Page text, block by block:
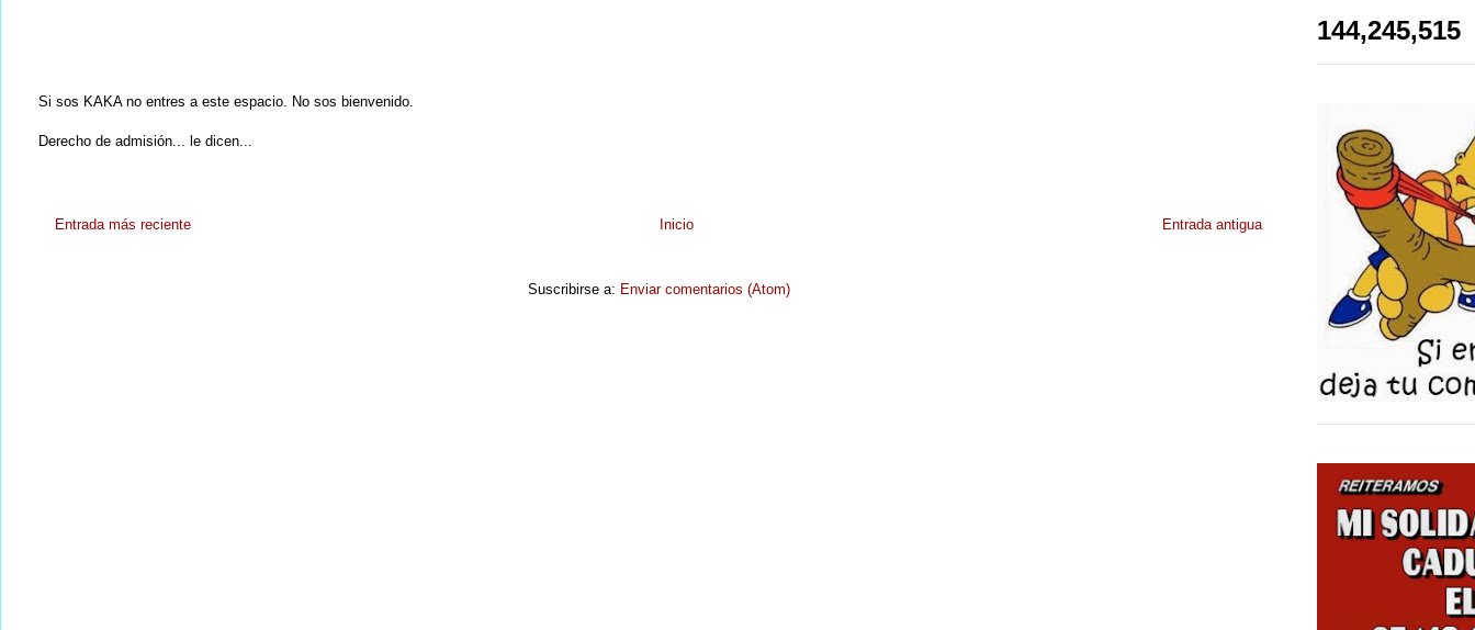
Si sos KAKA no entres a este espacio. No sos bienvenido.
Derecho de admisión... le dicen...
Entrada más reciente Entrada antigua
Inicio
Suscribirse a: Enviar comentarios (Atom)
144,245,515